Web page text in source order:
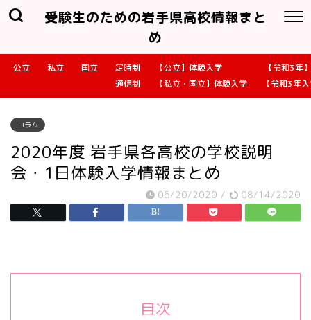
受験生のための岩手県高校情報まと
め
公立 私立 国立
定時制
通信制
【公立】体験入学
【私立・国立】体験入学
【令和3年
【令和3年
コラム
2020年度 岩手県各高校の学校説明
会・1日体験入学情報まとめ
06/20/2020 / 08/14/2020
目次